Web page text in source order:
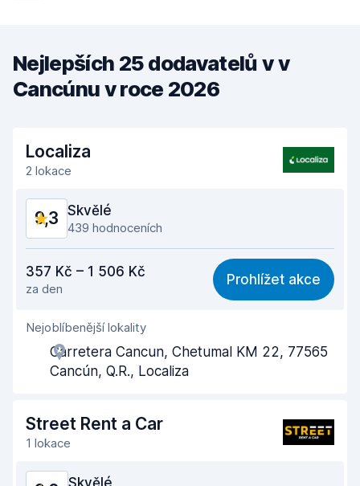
Nejlepších 25 dodavatelů v v
Cancúnu v roce 2026
Localiza
2 lokace
9,3 Skvělé
439 hodnoceních
9,3
Snadno přístupné 9,3
Užitečnost zástupce
Čas strávený vyzvednutím
Čistota vozu 9,6
Celkový stav vozu
357 Kč – 1 506 Kč
za den
Prohlížet akce
Nejoblíbenější lokality
Carretera Cancun, Chetumal KM 22, 77565
Cancún, Q.R., Localiza
Street Rent a Car
1 lokace
Skvělé